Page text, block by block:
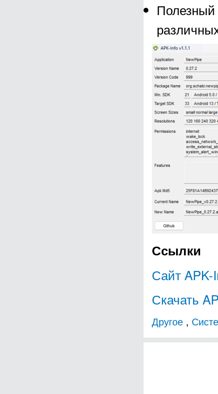
Полезный
Ссылки
Сайт APK-
Скачать
Другое ,